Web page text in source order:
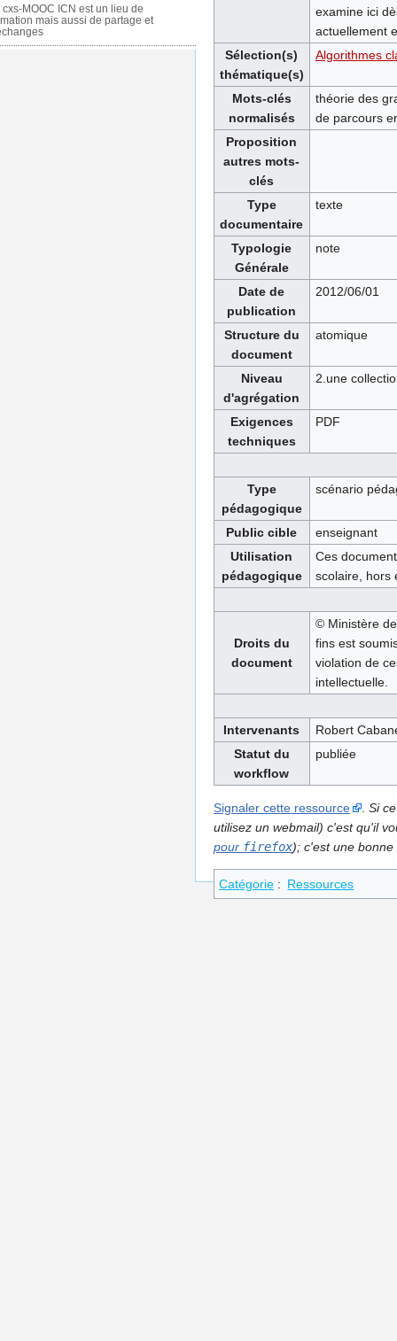
examine ici
actuellement
Sélection(s)
thématique(s)
Algorithmes
Mots-clés
normalisés
théorie des
de parcours
Proposition
autres mots-
clés
Type
documentaire
texte
Typologie
Générale
note
Date de
publication
2012/06/01
Structure du
document
atomique
Niveau
d'agrégation
2.une
Exigences
techniques
PDF
Type
pédagogique
scénario
Public cible
enseignant
Utilisation
pédagogique
Ces
scolaire, hors
Droits du
document
© Ministère
fins est
violation de
intellectuelle.
Intervenants
Robert
Statut du
workflow
publiée
Signaler cette ressource
Si
utilisez un webmail) c'est qu'il
pour firefox); c'est une
Catégorie : Ressources
cxs-MOOC ICN est un lieu de
mais aussi de partage et